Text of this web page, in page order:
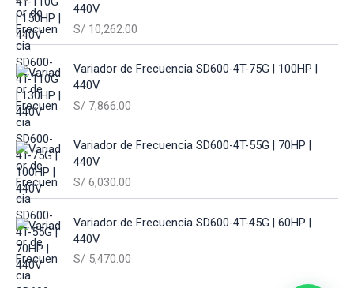
440V
S/10,262.00
Variador de Frecuencia SD600-4T-75G | 100HP |
440V
S/7,866.00
Variador de Frecuencia SD600-4T-55G | 70HP |
440V
S/6,030.00
Variador de Frecuencia SD600-4T-45G | 60HP |
440V
S/5,470.00